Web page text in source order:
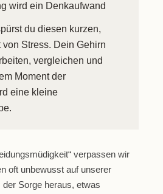
wird ein Denkaufwand
du diesen kurzen,
Stress. Dein Gehirn
vergleichen und
Moment der
eine kleine
verpassen wir
oft unbewusst auf unserer
Sorge heraus, etwas